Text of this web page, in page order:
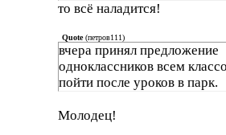
то всё наладится!
Quote(петров111)
вчера принял предложение
одноклассников всем
пойти после уроков в парк.
Молодец!